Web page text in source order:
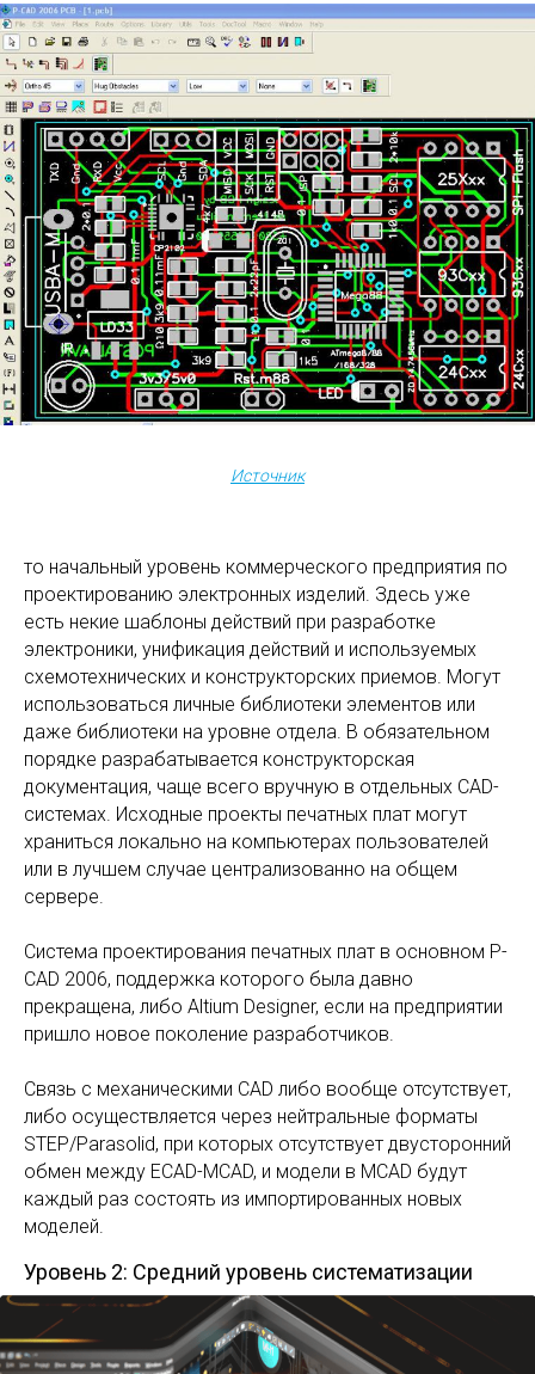
Источник
то начальный уровень коммерческого предприятия по
проектированию электронных изделий. Здесь уже
есть некие шаблоны действий при разработке
электроники, унификация действий и используемых
схемотехнических и конструкторских приемов. Могут
использоваться личные библиотеки элементов или
даже библиотеки на уровне отдела. В обязательном
порядке разрабатывается конструкторская
документация, чаще всего вручную в отдельных CAD-
системах. Исходные проекты печатных плат могут
храниться локально на компьютерах пользователей
или в лучшем случае централизованно на общем
сервере.
Система проектирования печатных плат в основном P-
CAD 2006, поддержка которого была давно
прекращена, либо Altium Designer, если на предприятии
пришло новое поколение разработчиков.
Связь с механическими CAD либо вообще отсутствует,
либо осуществляется через нейтральные форматы
STEP/Parasolid, при которых отсутствует двусторонний
обмен между ECAD-MCAD, и модели в MCAD будут
каждый раз состоять из импортированных новых
моделей.
Уровень 2: Средний уровень систематизации